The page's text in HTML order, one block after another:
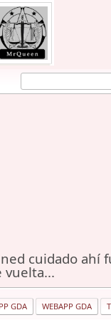
cuidado ahí
vuelta...
GDA WEBAPP GDA